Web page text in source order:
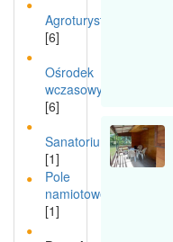
Agroturystyka
[6]
Ośrodek
wczasowy
[6]
Sanatorium
[1]
Pole
namiotowe
[1]